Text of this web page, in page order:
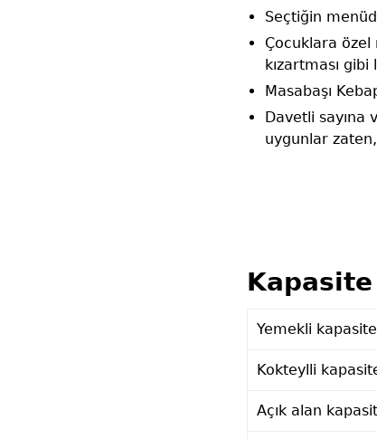
Seçtiğin
Çocuklara
kızartması
Masabaşı
Davetli
uygunlar zaten,
Kapasite
Yemekli kapasite
Kokteylli
Açık alan